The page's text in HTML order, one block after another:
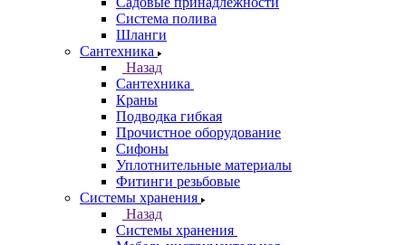
Система полива
Шланги
Сантехника
Назад
Сантехника
Краны
Подводка гибкая
Прочистное оборудование
Сифоны
Уплотнительные материалы
Фитинги резьбовые
Системы хранения
Назад
Системы хранения